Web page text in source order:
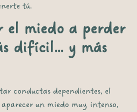
tú.
miedo a perder
difícil… y más
conductas dependientes, el
un miedo muy intenso,